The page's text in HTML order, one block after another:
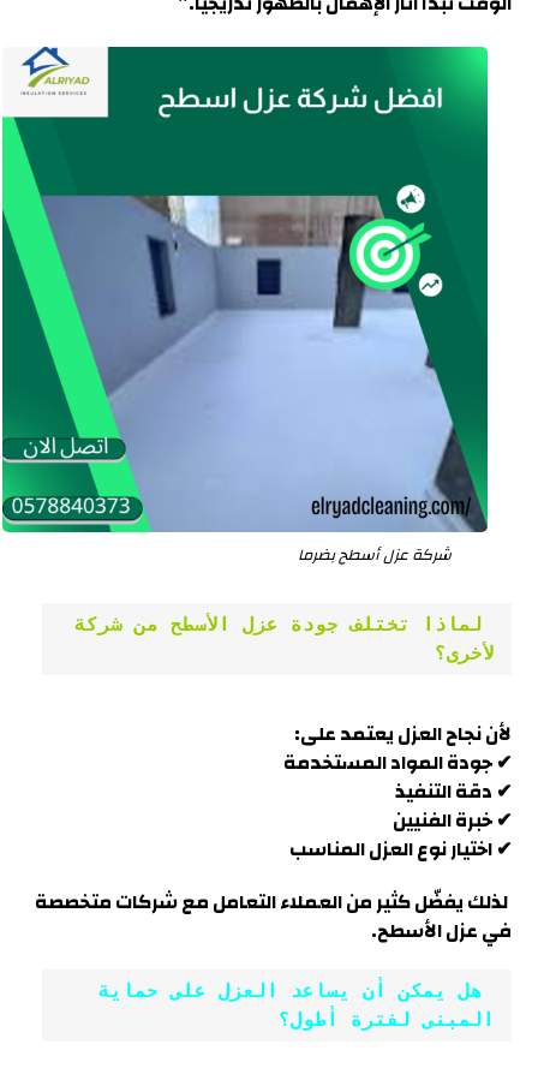
شركة عزل أسطح بضرما
لأخرى؟
لأن نجاح العزل يعتمد على:
✔ جودة المواد المستخدمة
✔ دقة التنفيذ
✔ خبرة الفنيين
✔ اختيار نوع العزل المناسب
لذلك يفضّل كثير من العملاء التعامل مع شركات متخصصة
في عزل الأسطح.
المبنى لفترة أطول؟